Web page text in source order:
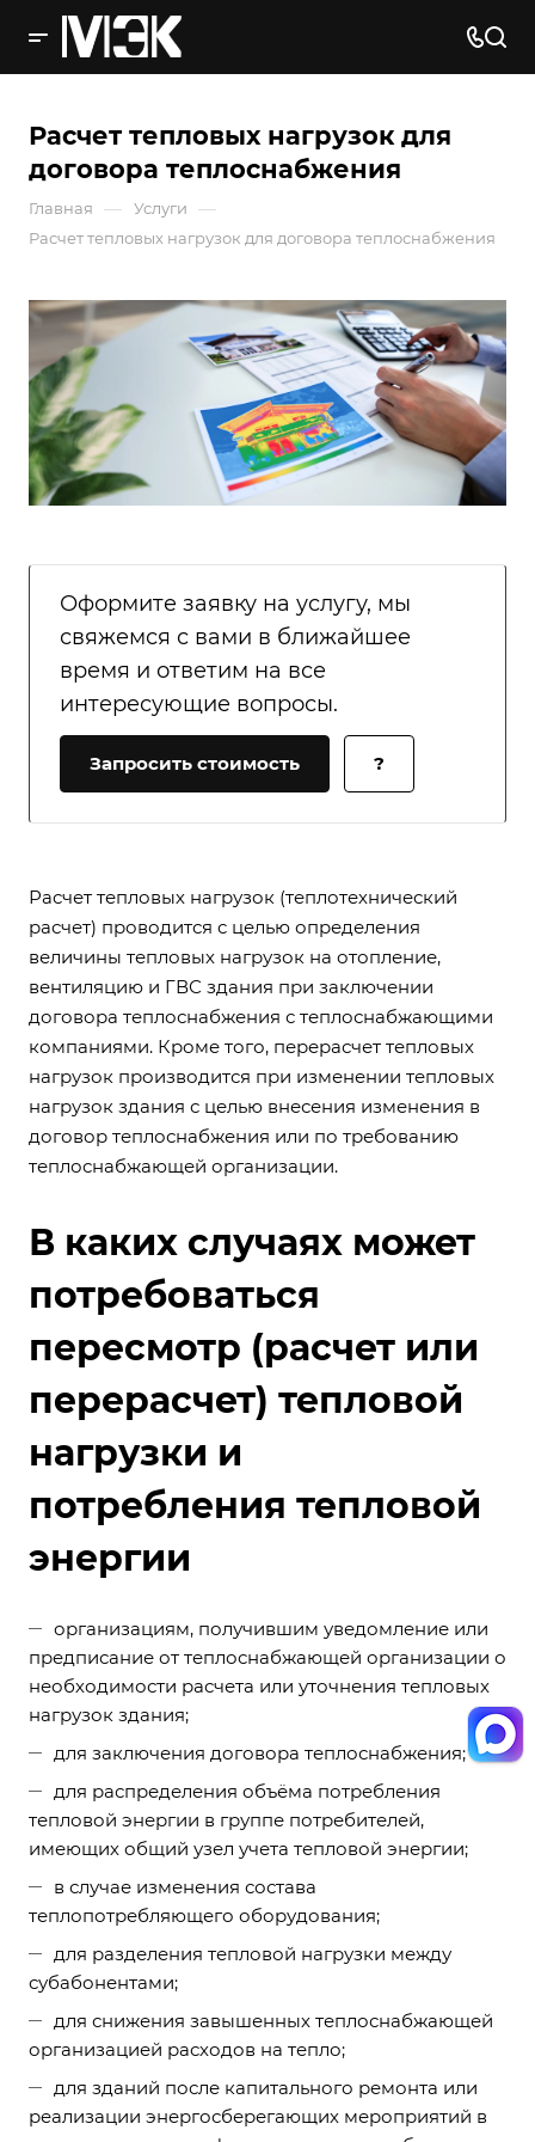
Расчет тепловых нагрузок для
договора теплоснабжения
Главная — Услуги —
Расчет тепловых нагрузок для договора теплоснабжения
Оформите заявку на услугу, мы
свяжемся с вами в ближайшее
время и ответим на все
интересующие вопросы.
Запросить стоимость ?
Расчет тепловых нагрузок (теплотехнический
расчет) проводится с целью определения
величины тепловых нагрузок на отопление,
вентиляцию и ГВС здания при заключении
договора теплоснабжения с теплоснабжающими
компаниями. Кроме того, перерасчет тепловых
нагрузок производится при изменении тепловых
нагрузок здания с целью внесения изменения в
договор теплоснабжения или по требованию
теплоснабжающей организации.
В каких случаях может
потребоваться
пересмотр (расчет или
перерасчет) тепловой
нагрузки и
потребления тепловой
энергии
организациям, получившим уведомление или
предписание от теплоснабжающей организации о
необходимости расчета или уточнения тепловых
нагрузок здания;
для заключения договора теплоснабжения;
для распределения объёма потребления
тепловой энергии в группе потребителей,
имеющих общий узел учета тепловой энергии;
в случае изменения состава
теплопотребляющего оборудования;
для разделения тепловой нагрузки между
субабонентами;
для снижения завышенных теплоснабжающей
организацией расходов на тепло;
для зданий после капитального ремонта или
реализации энергосберегающих мероприятий в